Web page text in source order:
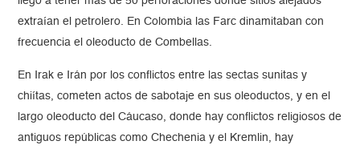
extraían el petrolero. En Colombia las Farc dinamitaban con
frecuencia el oleoducto de Combellas.
En Irak e Irán por los conflictos entre las sectas sunitas y
chiítas, cometen actos de sabotaje en sus oleoductos, y en el
largo oleoducto del Cáucaso, donde hay conflictos religiosos de
antiguos repúblicas como Chechenia y el Kremlin, hay